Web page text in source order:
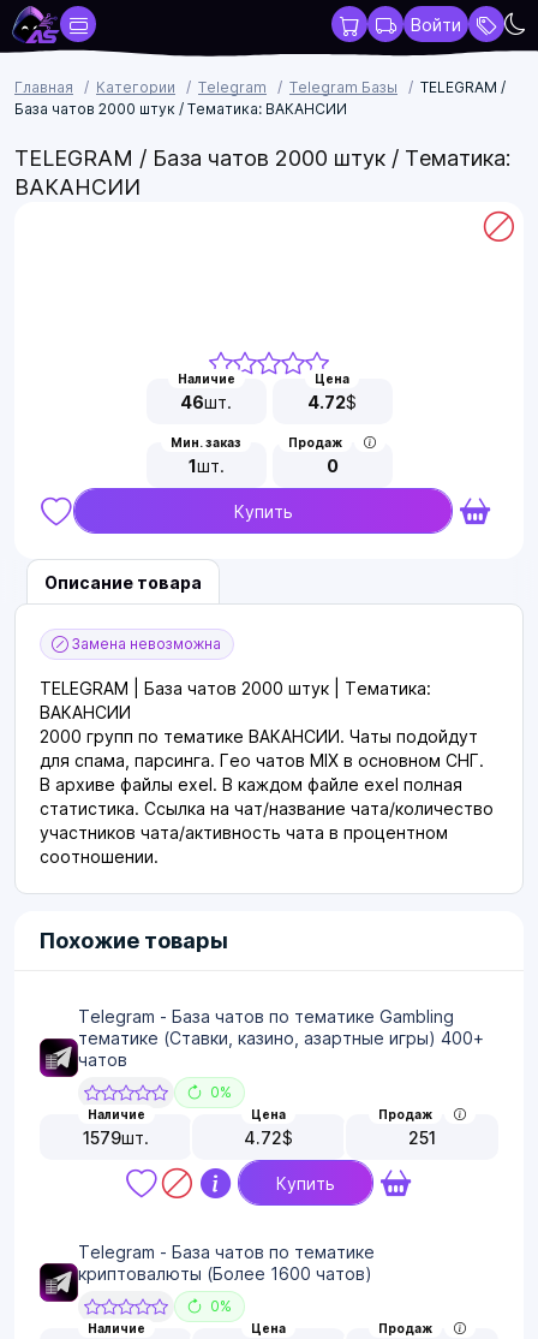
Войти
Главная Категории Telegram Telegram Базы
TELEGRAM /
База чатов 2000 штук / Тематика: ВАКАНСИИ
TELEGRAM / База чатов 2000 штук / Тематика:
ВАКАНСИИ
Наличие
46шт.
Цена
4.72$
Мин. заказ
1шт.
Продаж
0
Купить
Описание товара
Замена невозможна
TELEGRAM | База чатов 2000 штук | Тематика:
ВАКАНСИИ
2000 групп по тематике ВАКАНСИИ. Чаты подойдут
для спама, парсинга. Гео чатов МІХ в основном СНГ.
В архиве файлы exel. В каждом файле exel полная
статистика. Ссылка на чат/название чата/количество
участников чата/активность чата в процентном
соотношении.
Похожие товары
Telegram - База чатов по тематике Gambling
тематике (Ставки, казино, азартные игры) 400+
чатов
0%
Наличие
1579шт.
Цена
4.72$
Продаж
251
Купить
Telegram - База чатов по тематике
криптовалюты (Более 1600 чатов)
0%
Наличие Цена Продаж